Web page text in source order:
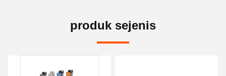
produk sejenis